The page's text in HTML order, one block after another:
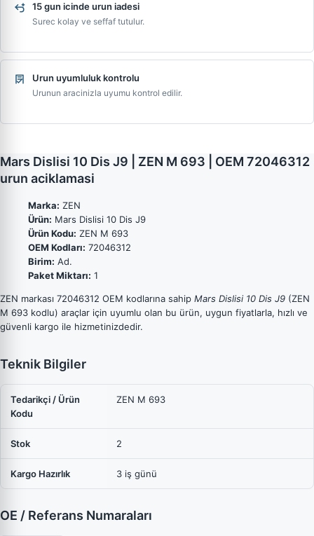
15 gun icinde urun iadesi
Surec kolay ve seffaf tutulur.
Urun uyumluluk kontrolu
Urunun aracinizla uyumu kontrol edilir.
Mars Dislisi 10 Dis J9 | ZEN M 693 | OEM 72046312
urun aciklamasi
Marka: ZEN
Ürün: Mars Dislisi 10 Dis J9
Ürün Kodu: ZEN M 693
OEM Kodları: 72046312
Birim: Ad.
Paket Miktarı: 1
ZEN markası 72046312 OEM kodlarına sahip Mars Dislisi 10 Dis J9 (ZEN
M 693 kodlu) araçlar için uyumlu olan bu ürün, uygun fiyatlarla, hızlı ve
güvenli kargo ile hizmetinizdedir.
Teknik Bilgiler
Tedarikçi / Ürün
Kodu
ZEN M 693
Stok 2
Kargo Hazırlık 3 iş günü
OE / Referans Numaraları